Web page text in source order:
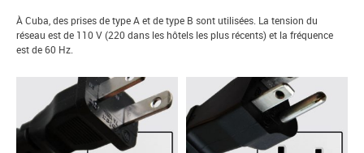
À Cuba, des prises de type A et de type B sont utilisées. La tension du
réseau est de 110 V (220 dans les hôtels les plus récents) et la fréquence
est de 60 Hz.